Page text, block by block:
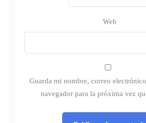
Web
Guarda mi nombre, correo
navegador para la próxima vez